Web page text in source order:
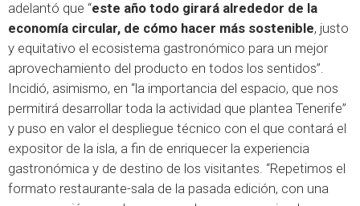
adelantó que “este año todo girará alrededor de la
economía circular, de cómo hacer más sostenible, justo
y equitativo el ecosistema gastronómico para un mejor
aprovechamiento del producto en todos los sentidos”.
Incidió, asimismo, en “la importancia del espacio, que nos
permitirá desarrollar toda la actividad que plantea Tenerife”
y puso en valor el despliegue técnico con el que contará el
expositor de la isla, a fin de enriquecer la experiencia
gastronómica y de destino de los visitantes. “Repetimos el
formato restaurante-sala de la pasada edición, con una